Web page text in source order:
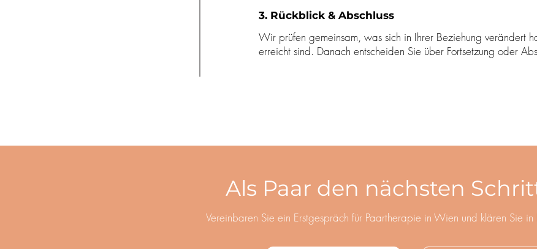
3. Rückblick & Abschluss
Wir prüfen gemeinsam, was sich in Ihrer Beziehung verändert
erreicht sind. Danach entscheiden Sie über Fortsetzung oder
Als Paar den nächsten
Vereinbaren Sie ein Erstgespräch für Paartherapie in Wien und klären Sie in